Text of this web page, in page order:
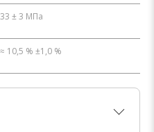
33 ± 3 МПа
≈ 10,5 % ±1,0 %